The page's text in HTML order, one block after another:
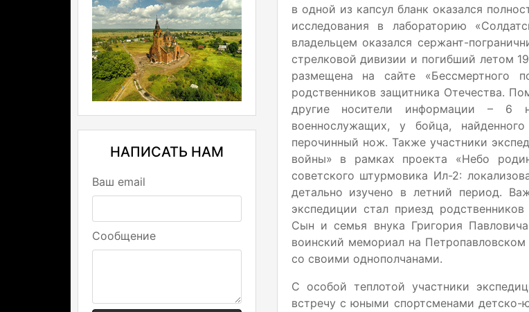
НАПИСАТЬ НАМ
Ваш email
Сообщение
в одной из капсул бланк оказался
исследования в лабораторию
владельцем оказался сержант-
стрелковой дивизии и погибший летом
размещена на сайте «Бессмертного
родственников защитника Отечества.
другие носители информации – 6
военнослужащих, у бойца,
перочинный нож. Также участники
войны» в рамках проекта «Небо
советского штурмовика Ил-2:
детально изучено в летний период.
экспедиции стал приезд
Сын и семья внука Григория
воинский мемориал на
со своими однополчанами.
С особой теплотой участники
встречу с юными спортсменами детско-